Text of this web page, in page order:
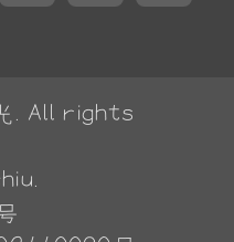
. All rights